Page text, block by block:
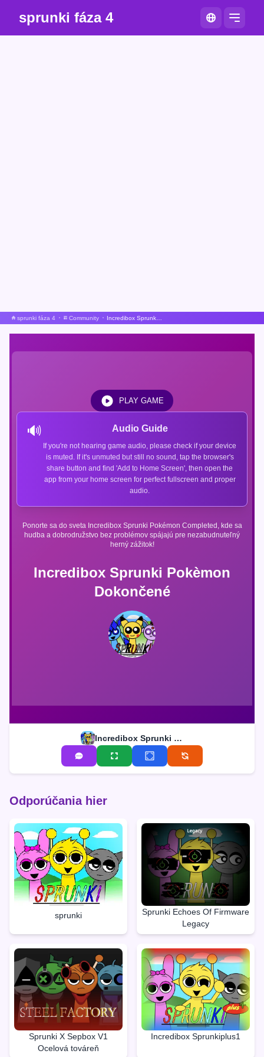
sprunki fáza 4
sprunki fáza 4 Community
Incredibox Sprunki Pokèmon
Dokončené
Ponorte sa do sveta Incredibox Sprunki Pokémon Completed, kde sa
hudba a dobrodružstvo bez problémov spájajú pre nezabudnuteľný
herný zážitok!
🔊 Audio Guide
If you're not hearing game audio, please check if your device
is muted. If it's unmuted but still no sound, tap the browser's
share button and find 'Add to Home Screen', then open the
app from your home screen for perfect fullscreen and proper
audio.
PLAY GAME
Incredibox Sprunki Pokèmon Dokončené
Odporúčania hier
sprunki
Sprunki Echoes Of Firmware
Legacy
Sprunki X Sepbox V1
Ocelová továreň
Incredibox Sprunkiplus1